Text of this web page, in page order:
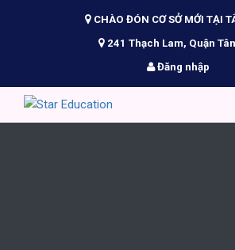
CHÀO ĐÓN CƠ SỞ MỚI TẠI
241 Thạch Lam, Quận
Đăng nhập